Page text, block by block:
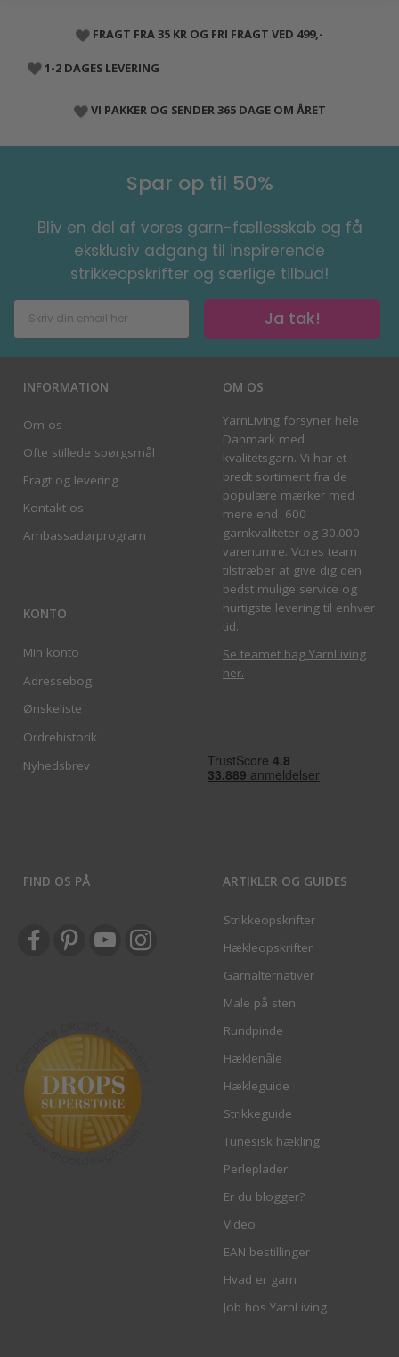
FRAGT FRA 35 KR OG FRI FRAGT VED 499,-
1-2 DAGES LEVERING
VI PAKKER OG SENDER 365 DAGE OM ÅRET
Spar op til 50%
Bliv en del af vores garn-fællesskab og få
eksklusiv adgang til inspirerende
strikkeopskrifter og særlige tilbud!
Ja tak!
INFORMATION
Om os
Ofte stillede spørgsmål
Fragt og levering
Kontakt os
Ambassadørprogram
KONTO
Min konto
Adressebog
Ønskeliste
Ordrehistorik
Nyhedsbrev
OM OS
YarnLiving forsyner hele
Danmark med
kvalitetsgarn. Vi har et
bredt sortiment fra de
populære mærker med
mere end 600
garnkvaliteter og 30.000
varenumre. Vores team
tilstræber at give dig den
bedst mulige service og
hurtigste levering til enhver
tid.
Se teamet bag YarnLiving
her.
FIND OS PÅ ARTIKLER OG GUIDES
Strikkeopskrifter
Hækleopskrifter
Garnalternativer
Male på sten
Rundpinde
Hæklenåle
Hækleguide
Strikkeguide
Tunesisk hækling
Perleplader
Er du blogger?
Video
EAN bestillinger
Hvad er garn
Job hos YarnLiving